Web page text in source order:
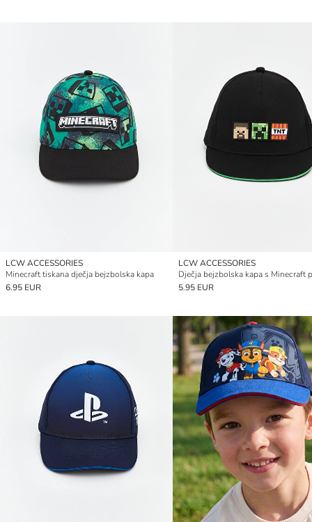
LCW ACCESSORIES
Minecraft tiskana dječja bejzbolska kapa
6.95 EUR
LCW ACCESSORIES
Dječja bejzbolska kapa s Minecraft
5.95 EUR